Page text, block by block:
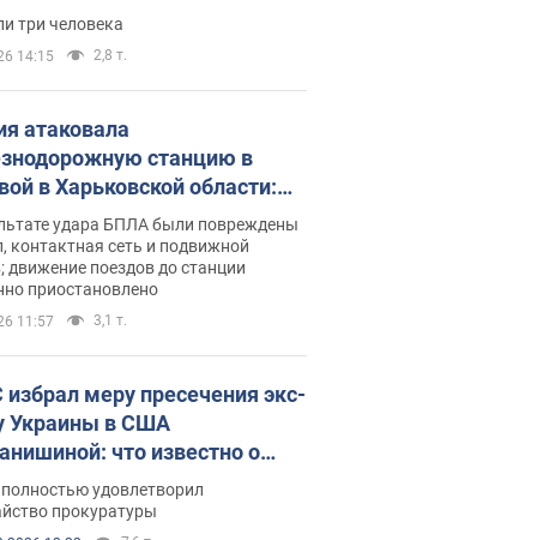
и раненые. Фото
три человека
14:15 2,8 т.
атаковала
станцию в
в Харьковской области:
и раненые
удара БПЛА были повреждены
контактная сеть и подвижной
движение поездов до станции
приостановлено
11:57 3,1 т.
меру пресечения экс-
Украины в США
что известно о
удовлетворил
прокуратуры